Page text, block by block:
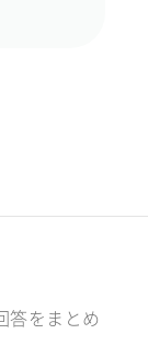
答をまとめ